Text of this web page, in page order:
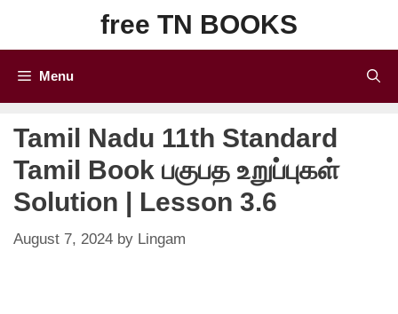
content
free TN BOOKS
Menu
Tamil Nadu 11th Standard
Tamil Book பகுபத உறுப்புகள்
Solution | Lesson 3.6
August 7, 2024 by Lingam